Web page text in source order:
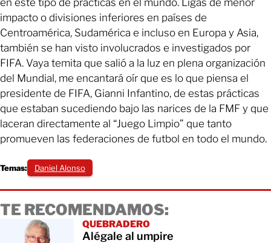
impacto o divisiones inferiores en países de
Centroamérica, Sudamérica e incluso en Europa y Asia,
también se han visto involucrados e investigados por
FIFA. Vaya temita que salió a la luz en plena organización
del Mundial, me encantará oír que es lo que piensa el
presidente de FIFA, Gianni Infantino, de estas prácticas
que estaban sucediendo bajo las narices de la FMF y que
laceran directamente al “Juego Limpio” que tanto
promueven las federaciones de futbol en todo el mundo.
Temas: Daniel Alonso
TE RECOMENDAMOS:
QUEBRADERO
Alégale al umpire